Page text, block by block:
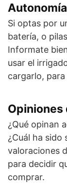
Autonomía
Si optas por
batería, o
Informate
usar el
cargarlo,
Opiniones
¿Qué opinan
¿Cuál ha sido
valoraciones
para decidir
comprar.